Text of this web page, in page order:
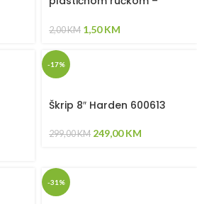
2,00KM 1,50KM
-17%
Škrip 8″ Harden 600613
299,00KM 249,00KM
-31%